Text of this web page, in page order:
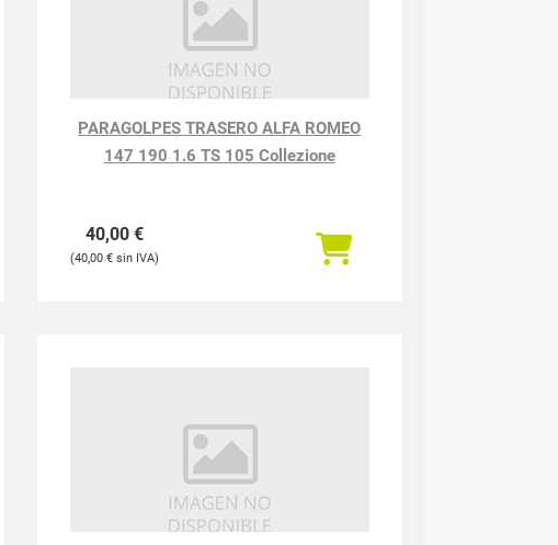
PARAGOLPES TRASERO ALFA ROMEO
147 190 1.6 TS 105 Collezione
40,00 €
40,00 €